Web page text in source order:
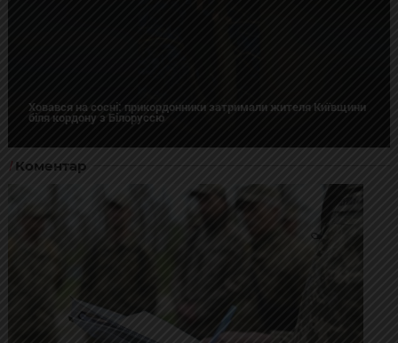
Ховався на сосні: прикордонники затримали жителя Київщини
біля кордону з Білоруссю
Коментар